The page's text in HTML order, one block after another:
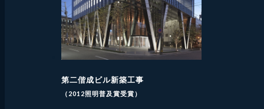
第二偕成ビル新築工事
（2012照明普及賞受賞）